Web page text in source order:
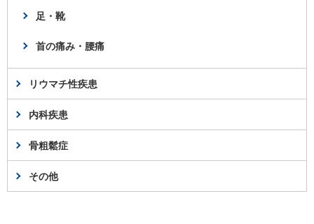
足・靴
首の痛み・腰痛
リウマチ性疾患
内科疾患
骨粗鬆症
その他